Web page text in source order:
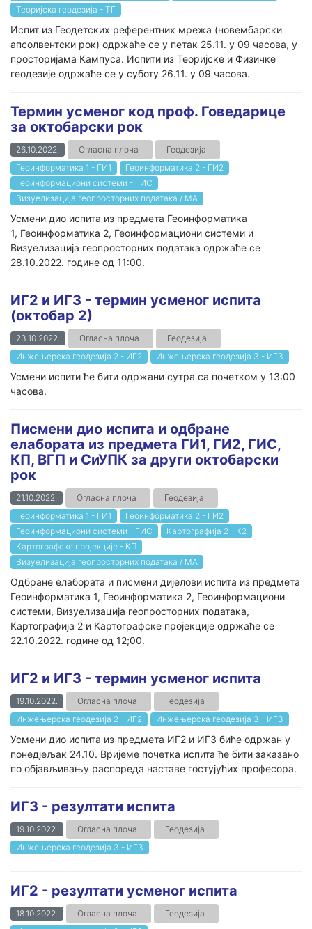
Теоријска геодезија - ТГ
Испит из Геодетских референтних мрежа (новембарски
апсолвентски рок) одржаће се у петак 25.11. у 09 часова, у
просторијама Кампуса. Испити из Теоријске и Физичке
геодезије одржаће се у суботу 26.11. у 09 часова.
Термин усменог код проф. Говедарице
за октобарски рок
26.10.2022. Огласна плоча
Геодезија
Геоинформатика 1 - ГИ1
Геоинформатика 2 - ГИ2
Геоинформациони системи - ГИС
Визуелизација геопросторних података / МА
Усмени дио испита из предмета Геоинформатика
1, Геоинформатика 2, Геоинформациони системи и
Визуелизација геопросторних података одржаће се
28.10.2022. године од 11:00.
ИГ2 и ИГ3 - термин усменог испита
(октобар 2)
23.10.2022. Огласна плоча
Геодезија
Инжењерска геодезија 2 - ИГ2
Инжењерска геодезија 3 - ИГ3
Усмени испити ће бити одржани сутра са почетком у 13:00
часова.
Писмени дио испита и одбране
елабората из предмета ГИ1, ГИ2, ГИС,
КП, ВГП и СиУПК за други октобарски
рок
21.10.2022. Огласна плоча
Геодезија
Геоинформатика 1 - ГИ1
Геоинформатика 2 - ГИ2
Геоинформациони системи - ГИС
Картографија 2 - К2
Картографске пројекције - КП
Визуелизација геопросторних података / МА
Одбране елабората и писмени дијелови испита из предмета
Геоинформатика 1, Геоинформатика 2, Геоинформациони
системи, Визуелизација геопросторних података,
Картографија 2 и Картографске пројекције одржаће се
22.10.2022. године од 12;00.
ИГ2 и ИГ3 - термин усменог испита
19.10.2022. Огласна плоча
Геодезија
Инжењерска геодезија 2 - ИГ2
Инжењерска геодезија 3 - ИГ3
Усмени дио испита из предмета ИГ2 и ИГ3 биће одржан у
понедјељак 24.10. Вријеме почетка испита ће бити заказано
по објављивању распореда наставе гостујућих професора.
ИГ3 - резултати испита
19.10.2022. Огласна плоча
Геодезија
Инжењерска геодезија 3 - ИГ3
ИГ2 - резултати усменог испита
18.10.2022. Огласна плоча
Геодезија